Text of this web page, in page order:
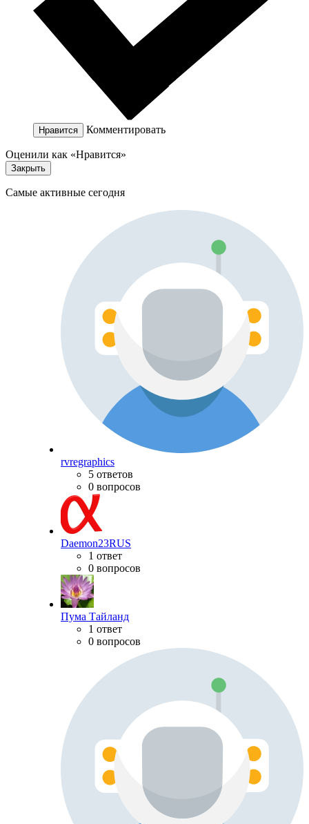
Нравится Комментировать
Оценили как «Нравится»
Закрыть
Самые активные сегодня
rvregraphics
5 ответов
0 вопросов
Daemon23RUS
1 ответ
0 вопросов
Пума Тайланд
1 ответ
0 вопросов